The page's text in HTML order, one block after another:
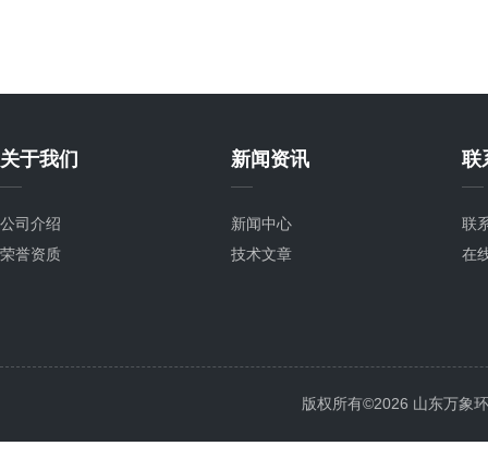
关于我们
公司介绍
荣誉资质
新闻资讯
新闻中心
技术文章
联
联
在
版权所有©2026 山东万象